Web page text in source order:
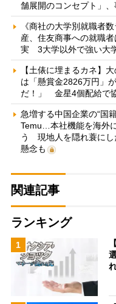
舗展開のコンセプト」
《商社の大学別就職者
産、住友商事への就職
実 3大学以外で強い大
【土俵に埋まるカネ】
は「懸賞金2826万円」
だ！」 金星4個配給で
急増する中国企業の“国
Temu…本社機能を海外
う 現地人を隠れ蓑にし
懸念も
関連記事
ランキング
1